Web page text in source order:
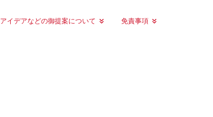
アイデアなどの御提案について
免責事項